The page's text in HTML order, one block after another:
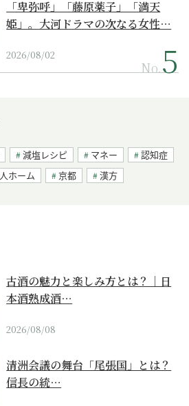
「卑弥呼」「藤原薬子」「満天
姫」。大河ドラマの次なる女性…
2026/08/02
No.
減塩レシピ マネー
認知症
ホーム 京都 漢方
古酒の魅力と楽しみ方とは？｜日
本酒熟成酒…
2026/08/08
清洲会議の舞台「尾張国」とは？
信長の統…